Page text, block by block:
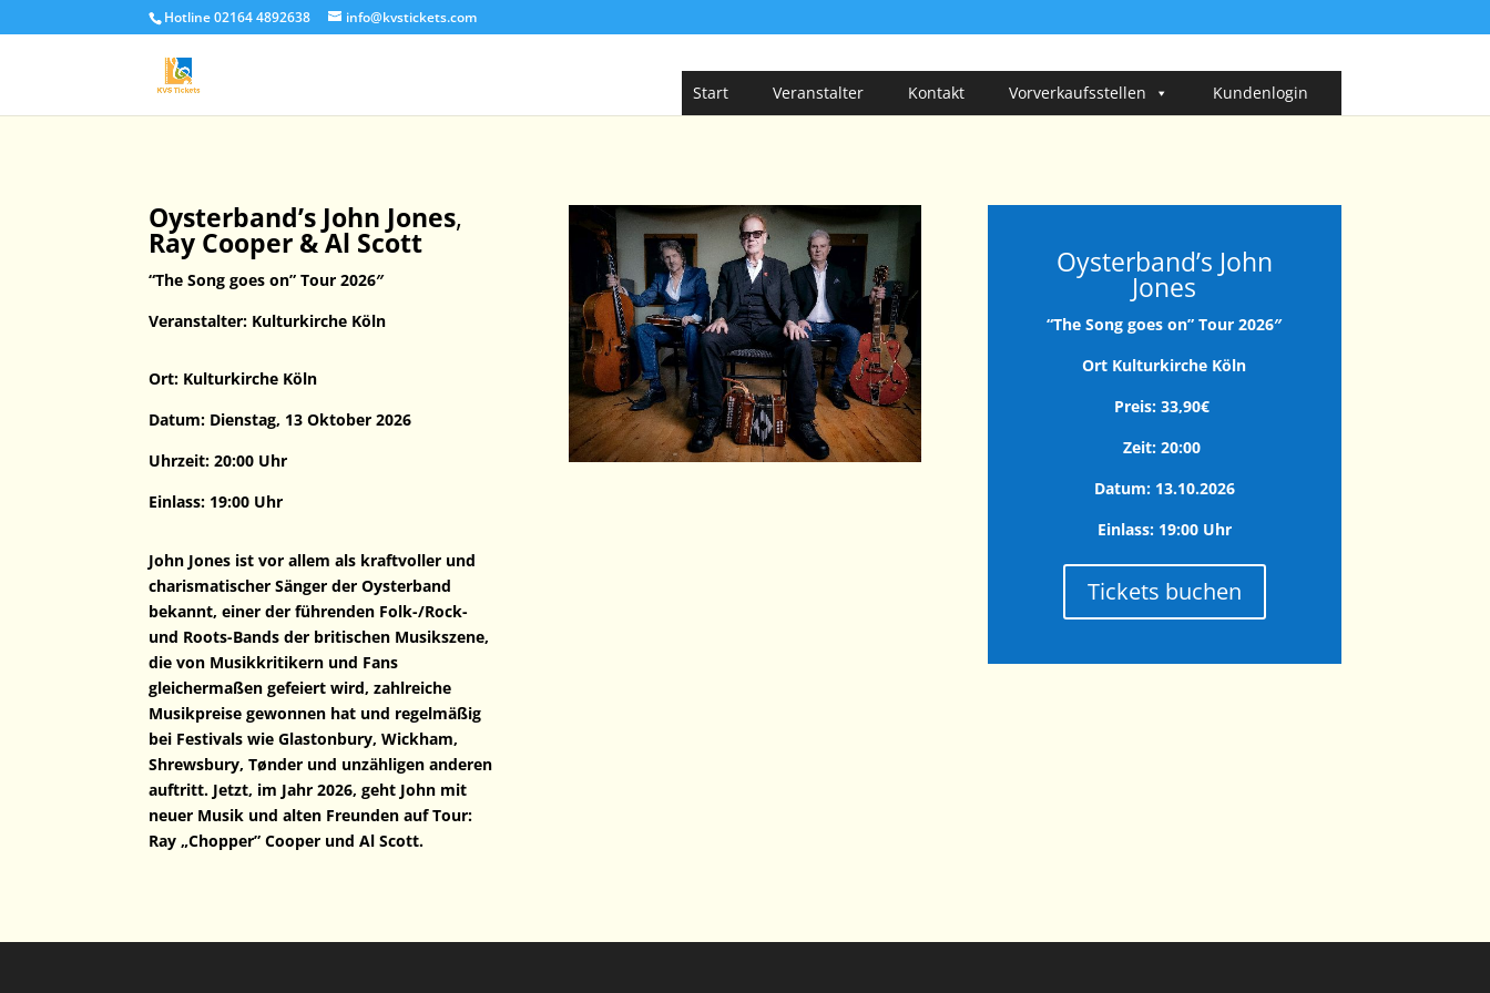
Hotline 02164 4892638 info@kvstickets.com
Start Veranstalter Kontakt Vorverkaufsstellen Kundenlogin
Oysterband’s John Jones,
Ray Cooper & Al Scott
“The Song goes on” Tour 2026″
Veranstalter: Kulturkirche Köln
Ort: Kulturkirche Köln
Datum: Dienstag, 13 Oktober 2026
Uhrzeit: 20:00 Uhr
Einlass: 19:00 Uhr
John Jones ist vor allem als kraftvoller und
charismatischer Sänger der Oysterband
bekannt, einer der führenden Folk-/Rock-
und Roots-Bands der britischen Musikszene,
die von Musikkritikern und Fans
gleichermaßen gefeiert wird, zahlreiche
Musikpreise gewonnen hat und regelmäßig
bei Festivals wie Glastonbury, Wickham,
Shrewsbury, Tønder und unzähligen anderen
auftritt. Jetzt, im Jahr 2026, geht John mit
neuer Musik und alten Freunden auf Tour:
Ray „Chopper” Cooper und Al Scott.
Oysterband’s John
Jones
“The Song goes on” Tour 2026″
Ort Kulturkirche Köln
Preis: 33,90€
Zeit: 20:00
Datum: 13.10.2026
Einlass: 19:00 Uhr
Tickets buchen